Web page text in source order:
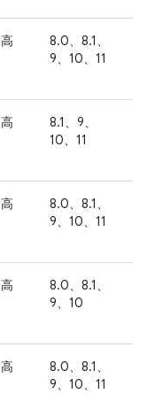
高
8.0、8.1、
9、10、11
高
8.1、9、
10、11
高
8.0、8.1、
9、10、11
高
8.0、8.1、
9、10
高
8.0、8.1、
9、10、11